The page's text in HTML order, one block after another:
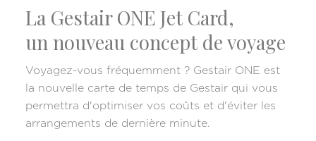
La Gestair ONE Jet Card,
un nouveau concept de voyage
Voyagez-vous fréquemment ? Gestair ONE est
la nouvelle carte de temps de Gestair qui vous
permettra d'optimiser vos coûts et d'éviter les
arrangements de dernière minute.